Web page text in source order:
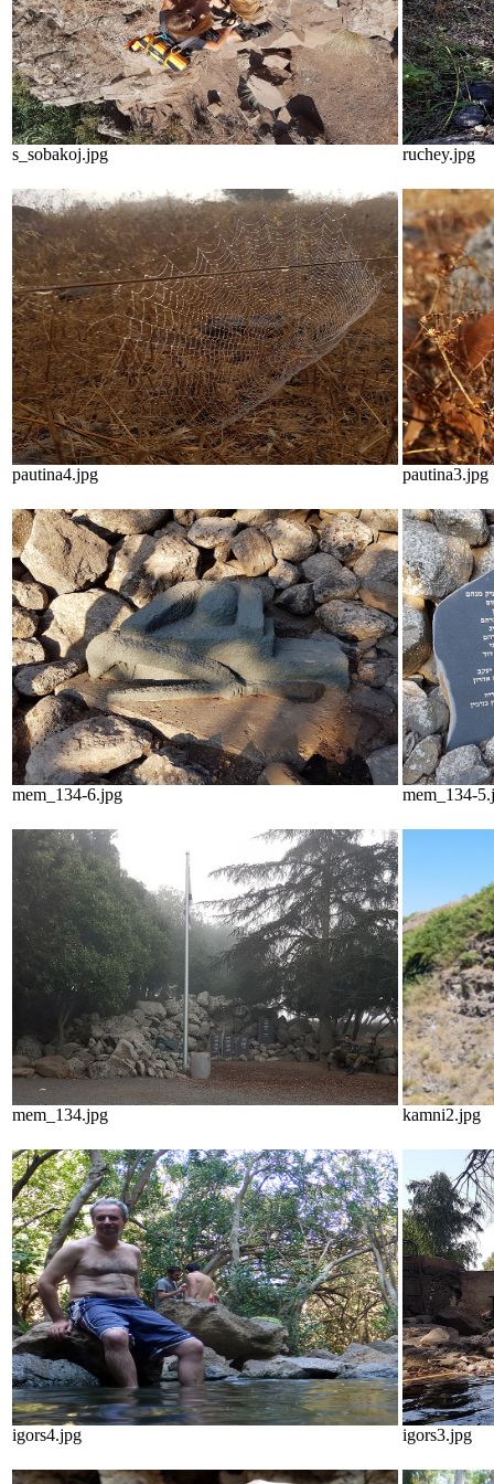
s_sobakoj.jpg ruchey.jpg
pautina4.jpg pautina3.jpg
mem_134-6.jpg mem_134-
mem_134.jpg kamni2.jpg
igors4.jpg igors3.jpg